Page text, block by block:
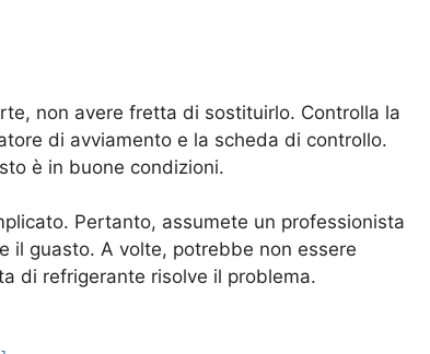
non avere fretta di sostituirlo. Controlla la
di avviamento e la scheda di controllo.
è in buone condizioni.
Pertanto, assumete un professionista
il guasto. A volte, potrebbe non essere
di refrigerante risolve il problema.